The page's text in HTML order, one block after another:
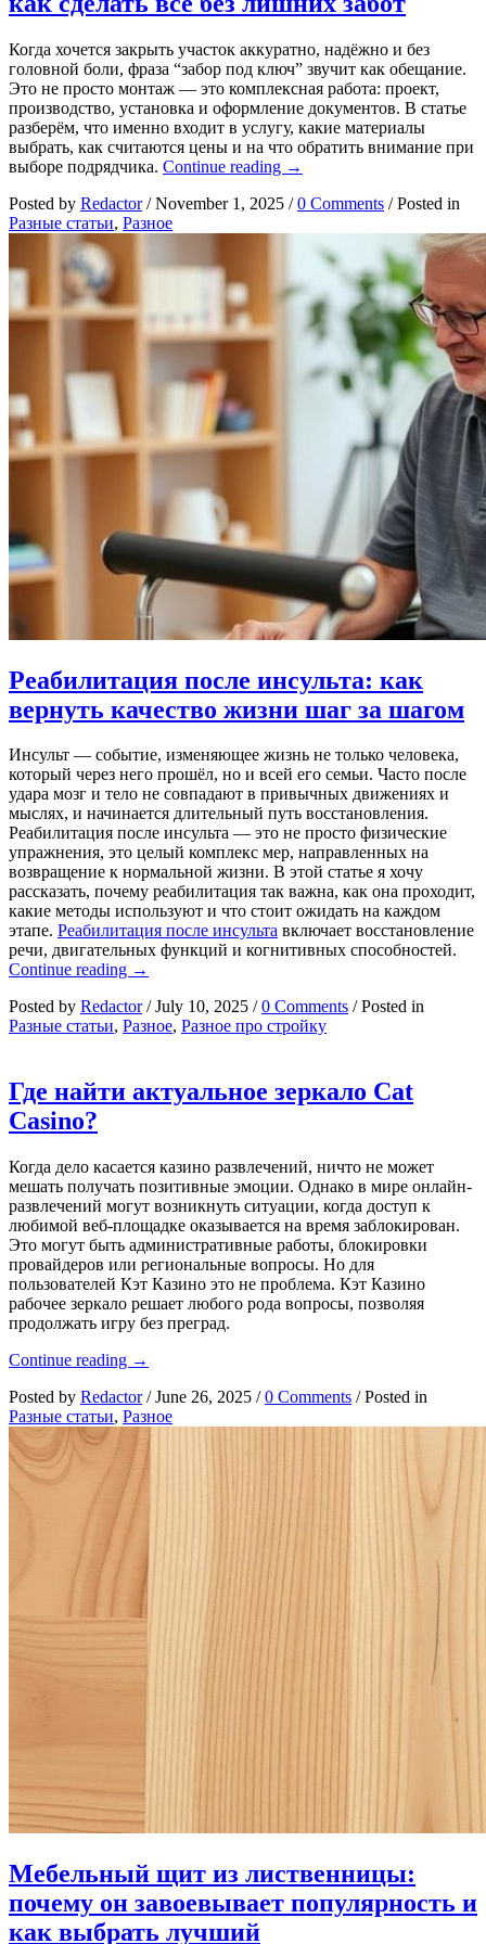
Когда хочется закрыть участок аккуратно, надёжно и без
головной боли, фраза “забор под ключ” звучит как обещание.
Это не просто монтаж — это комплексная работа: проект,
производство, установка и оформление документов. В статье
разберём, что именно входит в услугу, какие материалы
выбрать, как считаются цены и на что обратить внимание при
выборе подрядчика. Continue reading Забор
ключ:
ворот
—
как
сделать
лишних
→
Posted by Redactor / November 1, 2025 / 0 Comments / Posted in
Разные статьи, Разное
Реабилитация после инсульта: как
вернуть качество жизни шаг за шагом
Инсульт — событие, изменяющее жизнь не только человека,
который через него прошёл, но и всей его семьи. Часто после
удара мозг и тело не совпадают в привычных движениях и
мыслях, и начинается длительный путь восстановления.
Реабилитация после инсульта — это не просто физические
упражнения, это целый комплекс мер, направленных на
возвращение к нормальной жизни. В этой статье я хочу
рассказать, почему реабилитация так важна, как она проходит,
какие методы используют и что стоит ожидать на каждом
этапе. Реабилитация после инсульта включает восстановление
речи, двигательных функций и когнитивных способностей.
Continue reading Реабилитация
инсульта:
как
жизни
шаг
→
Posted by Redactor / July 10, 2025 / 0 Comments / Posted in
Разные статьи, Разное, Разное про стройку
Где найти актуальное зеркало Cat
Casino?
Когда дело касается казино развлечений, ничто не может
мешать получать позитивные эмоции. Однако в мире онлайн-
развлечений могут возникнуть ситуации, когда доступ к
любимой веб-площадке оказывается на время заблокирован.
Это могут быть административные работы, блокировки
провайдеров или региональные вопросы. Но для
пользователей Кэт Казино это не проблема. Кэт Казино
рабочее зеркало решает любого рода вопросы, позволяя
продолжать игру без преград.
Continue reading Где
актуальное
зеркало
Casino?
→
Posted by Redactor / June 26, 2025 / 0 Comments / Posted in
Разные статьи, Разное
Мебельный щит из лиственницы:
почему он завоевывает популярность и
как выбрать лучший